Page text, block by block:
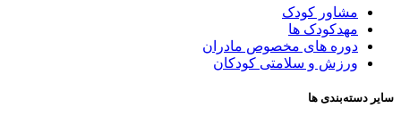
مشاور کودک
مهدکودک ها
دوره های مخصوص مادران
ورزش و سلامتی کودکان
دسته‌بندی ها